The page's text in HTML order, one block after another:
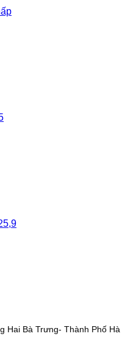
Hai Bà Trưng- Thành Phố Hà